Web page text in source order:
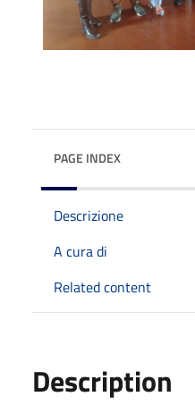
PAGE INDEX
Descrizione
A cura di
Related content
Description